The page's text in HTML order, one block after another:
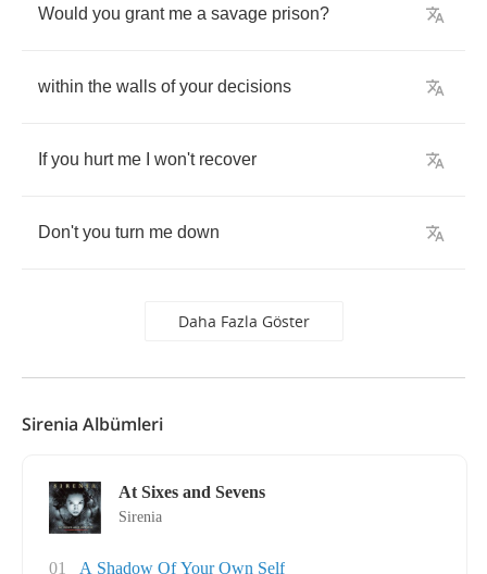
Would you grant me a savage prison?
within the walls of your decisions
If you hurt me won't recover
Don't you turn me down
Daha Fazla Göster
Sirenia Albümleri
At Sixes and Sevens
Sirenia
01 A Shadow Of Your Own Self